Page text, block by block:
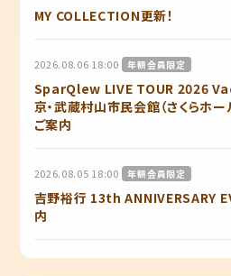
MY COLLECTION更新！
2026.08.06 18:00 年額会員限定
SparQlew LIVE TOUR 2026
京・武蔵村山市民会館（さくらホ
ご案内
2026.08.05 18:00 年額会員限定
吉野裕行 13th ANNIVERSARY
内